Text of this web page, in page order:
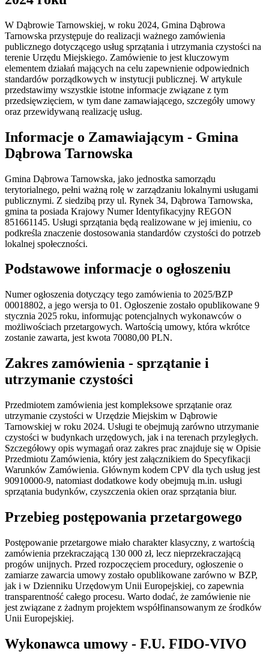
W Dąbrowie Tarnowskiej, w roku 2024, Gmina Dąbrowa
Tarnowska przystępuje do realizacji ważnego zamówienia
publicznego dotyczącego usług sprzątania i utrzymania czystości na
terenie Urzędu Miejskiego. Zamówienie to jest kluczowym
elementem działań mających na celu zapewnienie odpowiednich
standardów porządkowych w instytucji publicznej. W artykule
przedstawimy wszystkie istotne informacje związane z tym
przedsięwzięciem, w tym dane zamawiającego, szczegóły umowy
oraz przewidywaną realizację usług.
Informacje o Zamawiającym - Gmina
Dąbrowa Tarnowska
Gmina Dąbrowa Tarnowska, jako jednostka samorządu
terytorialnego, pełni ważną rolę w zarządzaniu lokalnymi usługami
publicznymi. Z siedzibą przy ul. Rynek 34, Dąbrowa Tarnowska,
gmina ta posiada Krajowy Numer Identyfikacyjny REGON
851661145. Usługi sprzątania będą realizowane w jej imieniu, co
podkreśla znaczenie dostosowania standardów czystości do potrzeb
lokalnej społeczności.
Podstawowe informacje o ogłoszeniu
Numer ogłoszenia dotyczący tego zamówienia to 2025/BZP
00018802, a jego wersja to 01. Ogłoszenie zostało opublikowane 9
stycznia 2025 roku, informując potencjalnych wykonawców o
możliwościach przetargowych. Wartością umowy, która wkrótce
zostanie zawarta, jest kwota 70080,00 PLN.
Zakres zamówienia - sprzątanie i
utrzymanie czystości
Przedmiotem zamówienia jest kompleksowe sprzątanie oraz
utrzymanie czystości w Urzędzie Miejskim w Dąbrowie
Tarnowskiej w roku 2024. Usługi te obejmują zarówno utrzymanie
czystości w budynkach urzędowych, jak i na terenach przyległych.
Szczegółowy opis wymagań oraz zakres prac znajduje się w Opisie
Przedmiotu Zamówienia, który jest załącznikiem do Specyfikacji
Warunków Zamówienia. Głównym kodem CPV dla tych usług jest
90910000-9, natomiast dodatkowe kody obejmują m.in. usługi
sprzątania budynków, czyszczenia okien oraz sprzątania biur.
Przebieg postępowania przetargowego
Postępowanie przetargowe miało charakter klasyczny, z wartością
zamówienia przekraczającą 130 000 zł, lecz nieprzekraczającą
progów unijnych. Przed rozpoczęciem procedury, ogłoszenie o
zamiarze zawarcia umowy zostało opublikowane zarówno w BZP,
jak i w Dzienniku Urzędowym Unii Europejskiej, co zapewnia
transparentność całego procesu. Warto dodać, że zamówienie nie
jest związane z żadnym projektem współfinansowanym ze środków
Unii Europejskiej.
Wykonawca umowy - F.U. FIDO-VIVO